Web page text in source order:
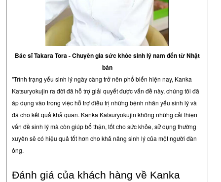
Bác sĩ Takara Tora - Chuyên gia sức khỏe sinh lý nam đến từ Nhật
bản
"Trình trạng yếu sinh lý ngày càng trở nên phổ biến hiện nay, Kanka
Katsuryokujin ra đời đã hỗ trợ giải quyết được vấn đề này, chúng tôi đã
áp dụng vào trong việc hỗ trợ điều trị những bệnh nhân yếu sinh lý và
đã cho kết quả khả quan. Kanka Katsuryokujin không những cải thiện
vấn đề sinh lý mà còn giúp bổ thận, tốt cho sức khỏe, sử dụng thường
xuyên sẽ có hiệu quả tốt hơn cho khả năng sinh lý của một người đàn
ông.
Đánh giá của khách hàng về Kanka